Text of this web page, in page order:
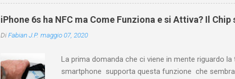
applicazioni, ad esempio i nuovi messaggi o i
icone, fate scorrere la barra di stato verso il basso
forniscono informazioni relative al telefono, ad
iPhone 6s ha NFC ma Come Funziona e si Attiva? Il
DiFabian J.P. maggio 07, 2020
La prima domanda che ci viene in mente riguardo
smartphone supporta questa funzione che